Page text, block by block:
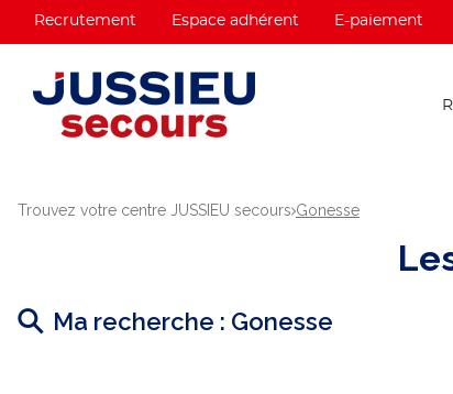
Recrutement Espace adhérent E-paiement
Trouvez votre centre JUSSIEU secours Gonesse
Ma recherche : Gonesse